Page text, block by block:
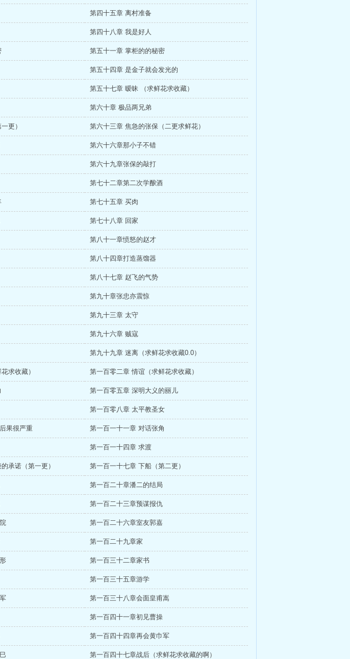
第四十五章 离村准备
第四十八章 我是好人
第五十一章 掌柜的的秘密
第五十四章 是金子就会发光的
第五十七章 暧昧 （求鲜花求收藏）
第六十章 极品两兄弟
更） 第六十三章 焦急的张保（二更求鲜花）
第六十六章那小子不错
第六十九章张保的敲打
第七十二章第二次学酿酒
第七十五章 买肉
第七十八章 回家
第八十一章愤怒的赵才
第八十四章打造蒸馏器
第八十七章 赵飞的气势
第九十章张忠亦震惊
第九十三章 太守
第九十六章 贼寇
第九十九章 迷离（求鲜花求收藏0.0）
求收藏） 第一百零二章 情谊（求鲜花求收藏）
第一百零五章 深明大义的丽儿
第一百零八章 太平教圣女
果很严重 第一百一十一章 对话张角
第一百一十四章 求渡
承诺（第一更） 第一百一十七章 下船（第二更）
第一百二十章潘二的结局
第一百二十三章预谋报仇
第一百二十六章室友郭嘉
第一百二十九章家
第一百三十二章家书
第一百三十五章游学
第一百三十八章会面皇甫嵩
第一百四十一章初见曹操
第一百四十四章再会黄巾军
第一百四十七章战后（求鲜花求收藏的啊）